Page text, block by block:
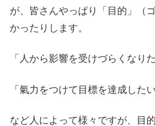
が、皆さんやっぱり「目的」（
かったりします。
「人から影響を受けづらくなりた
「氣力をつけて目標を達成したい
など人によって様々ですが、目